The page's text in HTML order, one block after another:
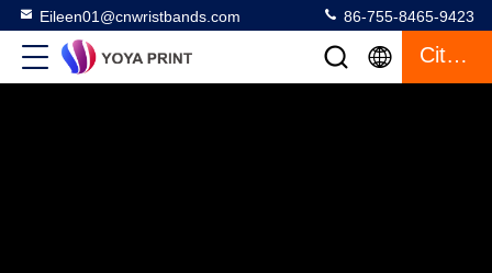
Eileen01@cnwristbands.com 86-755-8465-9423
Citazione